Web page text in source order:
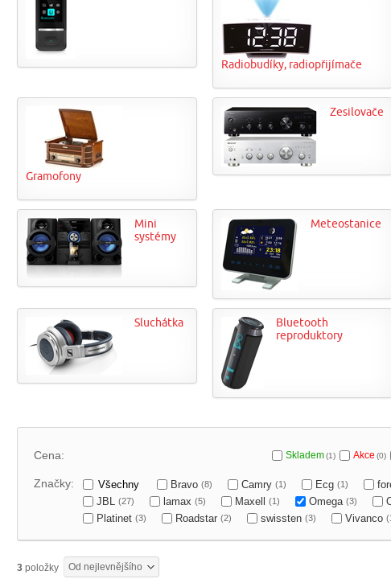
Radiobudíky, radiopřijímače
Gramofony
Zesilovače
Mini
systémy
Meteostanice
Sluchátka
Bluetooth
reproduktory
Cena: Skladem(1) Akce (0)
Značky: Všechny Bravo (8) Camry (1) Ecg (1)
JBL (27) lamax (5) Maxell (1) Omega (3)
Platinet (3) Roadstar (2) swissten (3) Vivanco
3 položky Od nejlevnějšího